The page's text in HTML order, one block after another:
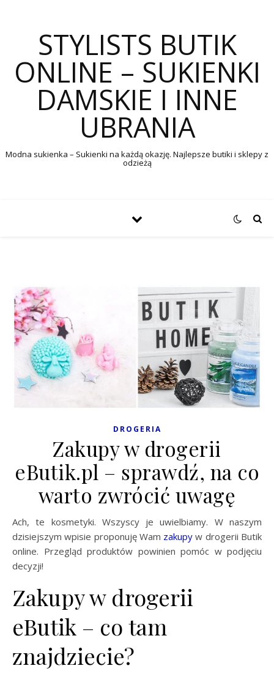
STYLISTS BUTIK
ONLINE – SUKIENKI
DAMSKIE I INNE
UBRANIA
Modna sukienka – Sukienki na każdą okazję. Najlepsze butiki i sklepy z
odzieżą
DROGERIA
Zakupy w drogerii
eButik.pl – sprawdź, na co
warto zwrócić uwagę
Ach, te kosmetyki. Wszyscy je uwielbiamy. W naszym
dzisiejszym wpisie proponuję Wam zakupy w drogerii Butik
online. Przegląd produktów powinien pomóc w podjęciu
decyzji!
Zakupy w drogerii
eButik – co tam
znajdziecie?